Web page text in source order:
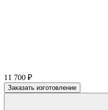
11 700 ₽
Заказать изготовление